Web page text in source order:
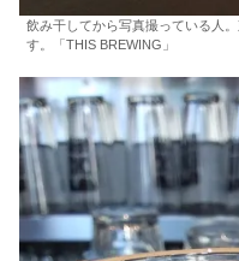
飲み干してから写真撮っている人
す。「THIS BREWING」